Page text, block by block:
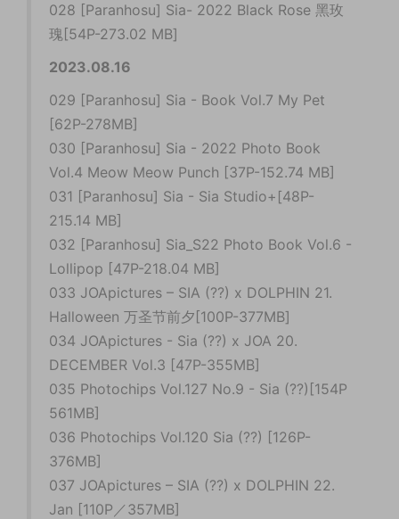
028 [Paranhosu] Sia- 2022 Black Rose 黑玫
瑰[54P-273.02 MB]
2023.08.16
029 [Paranhosu] Sia - Book Vol.7 My Pet
[62P-278MB]
030 [Paranhosu] Sia - 2022 Photo Book
Vol.4 Meow Meow Punch [37P-152.74 MB]
031 [Paranhosu] Sia - Sia Studio+[48P-
215.14 MB]
032 [Paranhosu] Sia_S22 Photo Book Vol.6 -
Lollipop [47P-218.04 MB]
033 JOApictures – SIA (??) x DOLPHIN 21.
Halloween 万圣节前夕[100P-377MB]
034 JOApictures - Sia (??) x JOA 20.
DECEMBER Vol.3 [47P-355MB]
035 Photochips Vol.127 No.9 - Sia (??)[154P
561MB]
036 Photochips Vol.120 Sia (??) [126P-
376MB]
037 JOApictures – SIA (??) x DOLPHIN 22.
Jan [110P／357MB]